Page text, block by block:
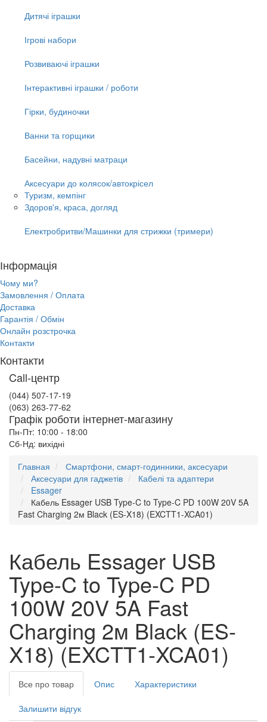
Дитячі іграшки
Ігрові набори
Розвиваючі іграшки
Інтерактивні іграшки / роботи
Гірки, будиночки
Ванни та горщики
Басейни, надувні матраци
Аксесуари до колясок/автокрісел
Туризм, кемпінг
Здоров'я, краса, догляд
Електробритви/Машинки для стрижки (тримери)
Інформація
Чому ми?
Замовлення / Оплата
Доставка
Гарантія / Обмін
Онлайн розстрочка
Контакти
Контакти
Call-центр
(044) 507-17-19
(063) 263-77-62
Графік роботи інтернет-магазину
Пн-Пт: 10:00 - 18:00
Сб-Нд: вихідні
Главная
Смартфони, смарт-годинники, аксесуари
Аксесуари для гаджетів
Кабелі та адаптери
Essager
Кабель Essager USB Type-C to Type-C PD 100W 20V 5A
Fast Charging 2м Black (ES-X18) (EXCTT1-XCA01)
Кабель Essager USB
Type-C to Type-C PD
100W 20V 5A Fast
Charging 2м Black (ES-
X18) (EXCTT1-XCA01)
Все про товар Опис Характеристики
Залишити відгук